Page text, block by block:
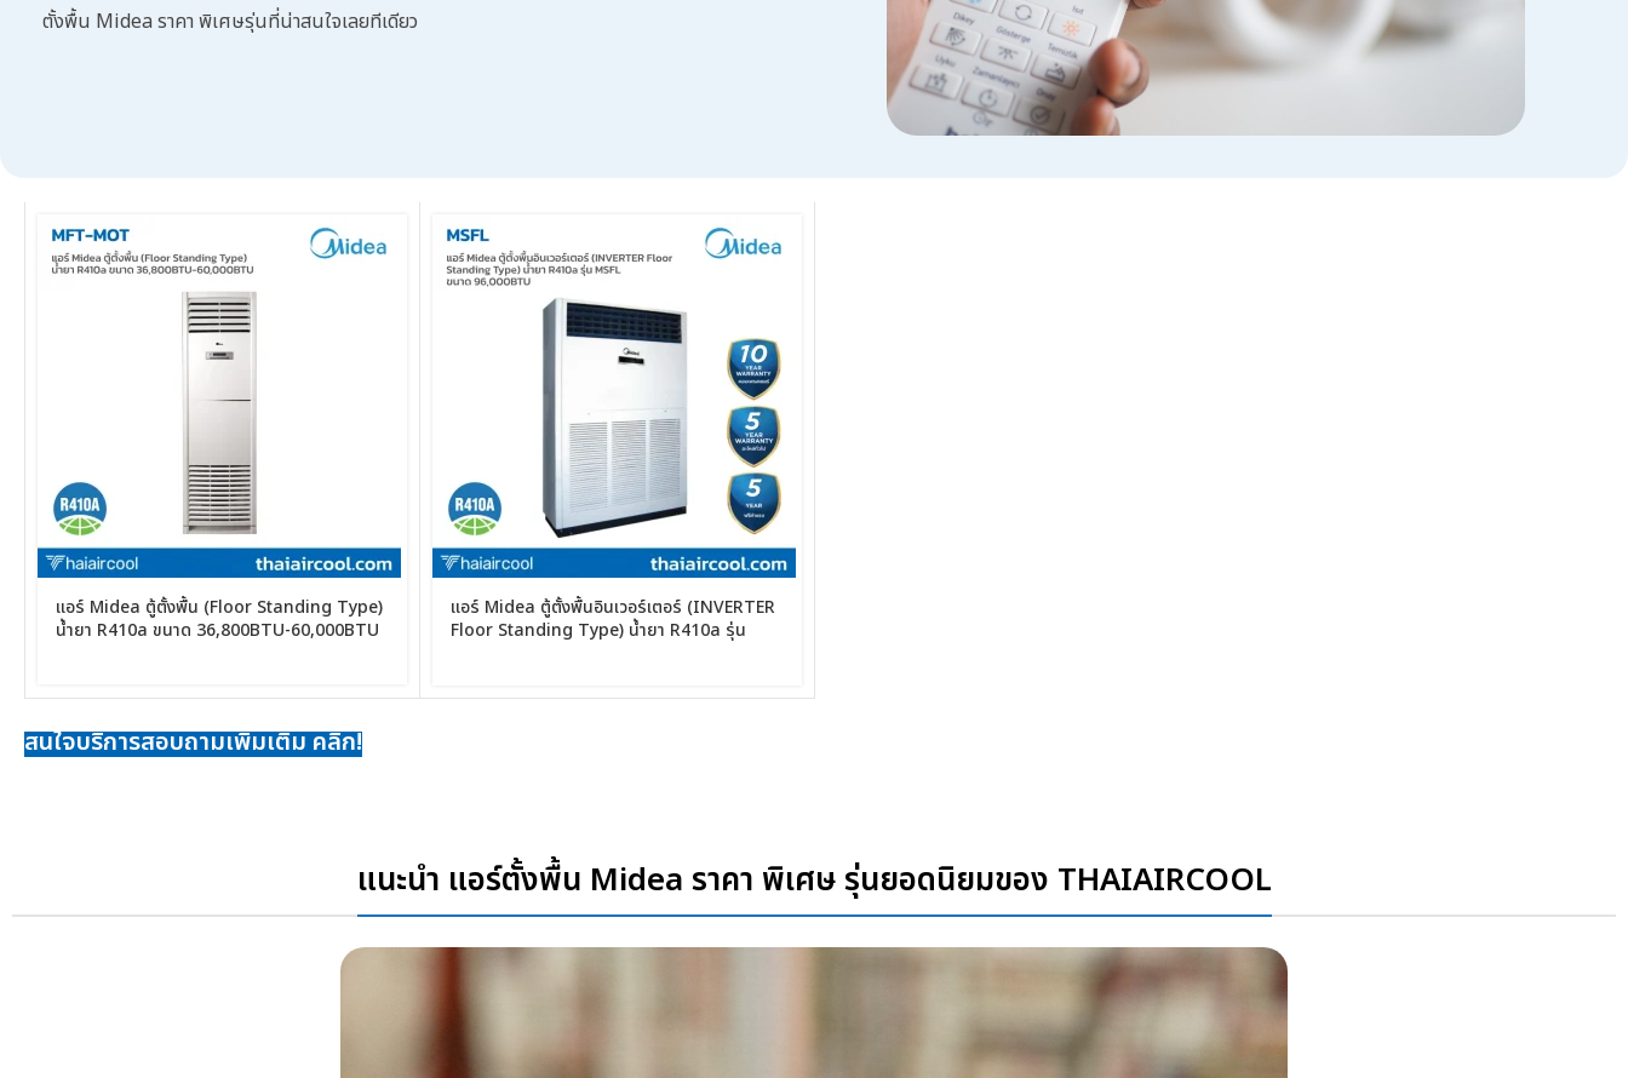
ตั้งพื้น Midea ราคา พิเศษรุ่นที่น่าสนใจเลยทีเดียว
แอร์ Midea ตู้ตั้งพื้น (Floor Standing Type)
น้ำยา R410a ขนาด 36,800BTU-60,000BTU
แอร์ Midea ตู้ตั้งพื้นอินเวอร์เตอร์ (INVERTER
Floor Standing Type) น้ำยา R410a รุ่น
สนใจบริการสอบถามเพิ่มเติม คลิก!
แนะนำ แอร์ตั้งพื้น Midea ราคา พิเศษ รุ่นยอดนิยมของ THAIAIRCOOL